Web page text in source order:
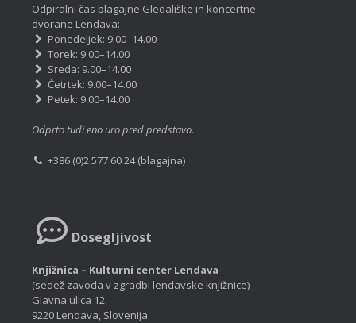
Odpiralni čas blagajne Gledališke in koncertne
dvorane Lendava:
Ponedeljek: 9.00–14.00
Torek: 9.00–14.00
Sreda: 9.00–14.00
Četrtek: 9.00–14.00
Petek: 9.00–14.00
Odprto tudi eno uro pred predstavo.
+386 (0)2 577 60 24 (blagajna)
Dosegljivost
Knjižnica – Kulturni center Lendava
(sedež zavoda v zgradbi lendavske knjižnice)
Glavna ulica 12
9220 Lendava, Slovenija